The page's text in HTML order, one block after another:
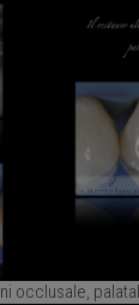
occlusale,